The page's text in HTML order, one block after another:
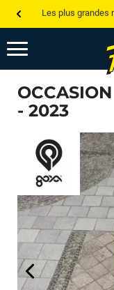
Les plus grandes
Jusqu’à -75%
💰 Meilleur prix
Besoin de
- 2023